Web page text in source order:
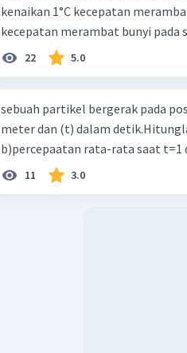
kenaikan 1°C kecepatan
kecepatan merambat bunyi pada
22 5.0
sebuah partikel bergerak pada
meter dan (t) dalam
b)percepaatan rata-rata saat t=1
11 3.0